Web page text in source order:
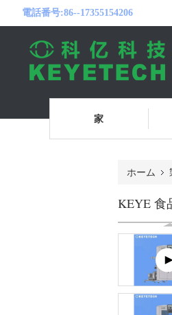
電話番号:86--17355154206
家
ホーム
KEYE 食